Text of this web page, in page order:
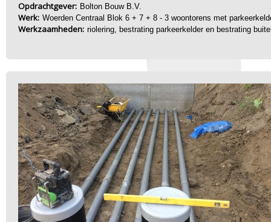
Opdrachtgever: Bolton Bouw B.V.
Werk: Woerden Centraal Blok 6 + 7 + 8 - 3 woontorens met
Werkzaamheden: riolering, bestrating parkeerkelder en bestrating